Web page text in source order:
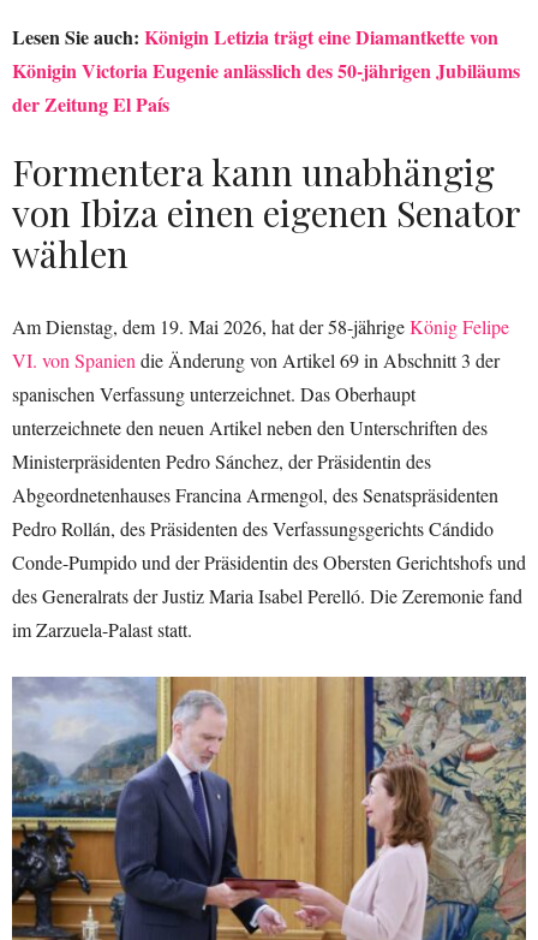
Lesen Sie auch: Königin Letizia trägt eine Diamantkette von
Königin Victoria Eugenie anlässlich des 50-jährigen Jubiläums
der Zeitung El País
Formentera kann unabhängig
von Ibiza einen eigenen Senator
wählen
Am Dienstag, dem 19. Mai 2026, hat der 58-jährigeKönig Felipe
VI. von Spanien die Änderung von Artikel 69 in Abschnitt 3 der
spanischen Verfassung unterzeichnet. Das Oberhaupt
unterzeichnete den neuen Artikel neben den Unterschriften des
Ministerpräsidenten Pedro Sánchez, der Präsidentin des
Abgeordnetenhauses Francina Armengol, des Senatspräsidenten
Pedro Rollán, des Präsidenten des Verfassungsgerichts Cándido
Conde-Pumpido und der Präsidentin des Obersten Gerichtshofs und
des Generalrats der Justiz Maria Isabel Perelló. Die Zeremonie fand
im Zarzuela-Palast statt.